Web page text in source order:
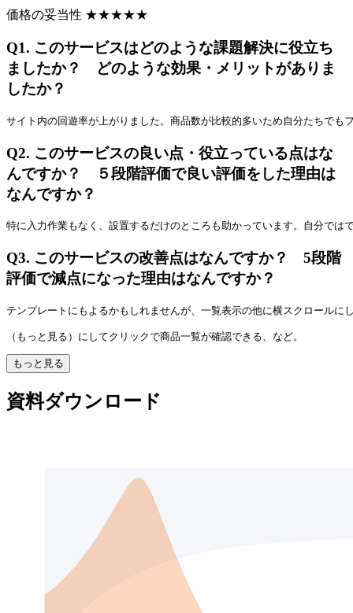
価格の妥当性 ★★★★★
Q1. このサービスはどのような課題解決に役立ち
ましたか？ どのような効果・メリットがありま
したか？
サイト内の回遊率が上がりました。商品数が比較的多いため自分たちで
Q2. このサービスの良い点・役立っている点はな
んですか？ ５段階評価で良い評価をした理由は
なんですか？
特に入力作業もなく、設置するだけのところも助かっています。自分では
Q3. このサービスの改善点はなんですか？ 5段階
評価で減点になった理由はなんですか？
テンプレートにもよるかもしれませんが、一覧表示の他に横スクロールに
（もっと見る）にしてクリックで商品一覧が確認できる、など。
もっと見る
資料ダウンロード